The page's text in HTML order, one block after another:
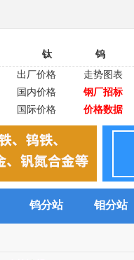
钛 钨
出厂价格
走势图表
国内价格
钢厂招标
国际价格
价格数据
钨分站 钼分站